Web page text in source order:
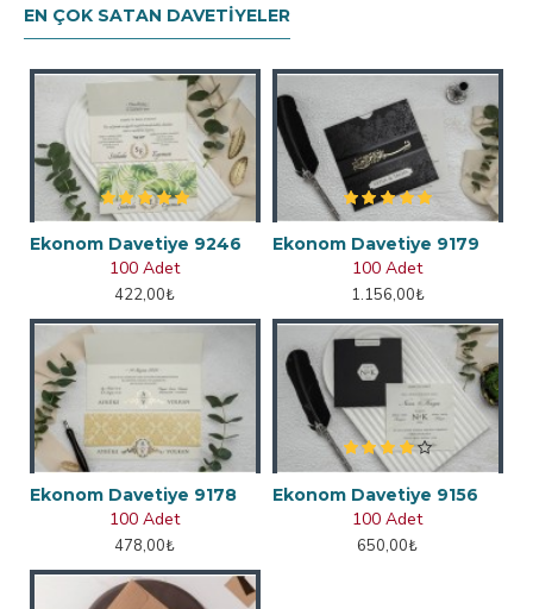
EN ÇOK SATAN DAVETIYELER
Ekonom Davetiye 9246
100 Adet
422,00₺
Ekonom Davetiye 9179
100 Adet
1.156,00₺
Ekonom Davetiye 9178
100 Adet
478,00₺
Ekonom Davetiye 9156
100 Adet
650,00₺